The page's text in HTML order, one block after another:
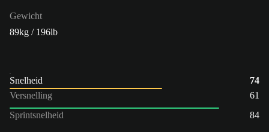
Gewicht
89kg / 196lb
Snelheid
74
Versnelling
61
Sprintsnelheid
84